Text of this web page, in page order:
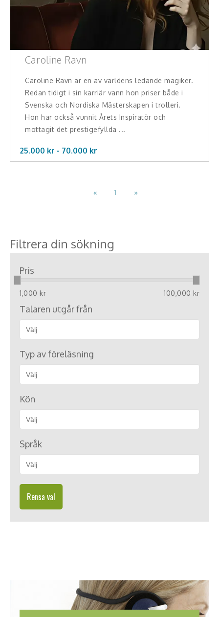
Caroline Ravn
Caroline Ravn är en av världens ledande magiker.
Redan tidigt i sin karriär vann hon priser både i
Svenska och Nordiska Mästerskapen i trolleri.
Hon har också vunnit Årets Inspiratör och
mottagit det prestigefyllda ...
25.000 kr - 70.000 kr
« 1 »
Filtrera din sökning
Pris
1,000 kr 100,000 kr
Talaren utgår från
Typ av föreläsning
Kön
Språk
Rensa val